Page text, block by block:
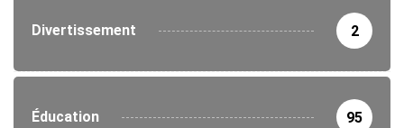
Divertissement 2
Éducation 95